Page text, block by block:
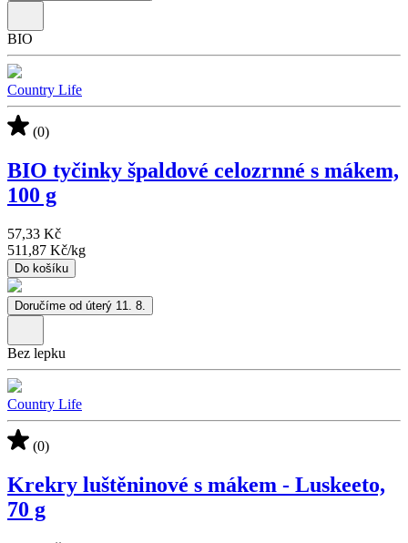
BIO
Country Life
(0)
BIO tyčinky špaldové celozrnné s mákem,
100 g
57,33 Kč
511,87 Kč/kg
Do košíku
Doručíme od úterý 11. 8.
Bez lepku
Country Life
(0)
Krekry luštěninové s mákem - Luskeeto,
70 g